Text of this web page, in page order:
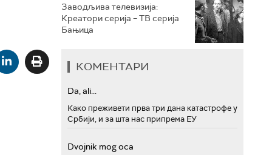
Заводљива телевизија:
Креатори серија – ТВ серија
Бањица
КОМЕНТАРИ
Da, ali...
Како преживети прва три дана катастрофе у
Србији, и за шта нас припрема ЕУ
Dvojnik mog oca